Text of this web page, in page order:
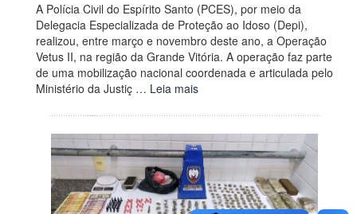
A Polícia Civil do Espírito Santo (PCES), por meio da
Delegacia Especializada de Proteção ao Idoso (Depi),
realizou, entre março e novembro deste ano, a Operação
Vetus II, na região da Grande Vitória. A operação faz parte
de uma mobilização nacional coordenada e articulada pelo
Ministério da Justiç … Leia mais